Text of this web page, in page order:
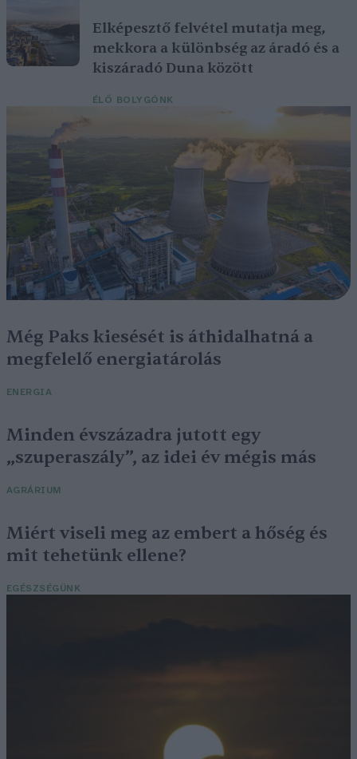
Elképesztő felvétel mutatja meg,
mekkora a különbség az áradó és a
kiszáradó Duna között
ÉLŐ BOLYGÓNK
Még Paks kiesését is áthidalhatná a
megfelelő energiatárolás
ENERGIA
Minden évszázadra jutott egy
„szuperaszály”, az idei év mégis más
AGRÁRIUM
Miért viseli meg az embert a hőség és
mit tehetünk ellene?
EGÉSZSÉGÜNK